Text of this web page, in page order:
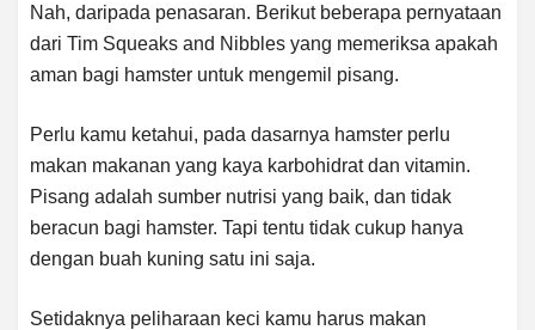
Nah, daripada penasaran. Berikut beberapa pernyataan
dari Tim Squeaks and Nibbles yang memeriksa apakah
aman bagi hamster untuk mengemil pisang.
Perlu kamu ketahui, pada dasarnya hamster perlu
makan makanan yang kaya karbohidrat dan vitamin.
Pisang adalah sumber nutrisi yang baik, dan tidak
beracun bagi hamster. Tapi tentu tidak cukup hanya
dengan buah kuning satu ini saja.
Setidaknya peliharaan keci kamu harus makan